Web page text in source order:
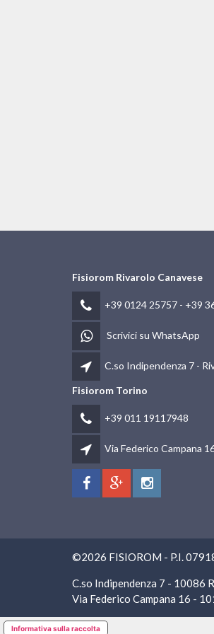
Fisiorom Rivarolo Canavese
+39 0124 25757 - +39
Scrivici su WhatsApp
C.so Indipendenza 7 -
Fisiorom Torino
+39 011 19117948
Via Federico Campana
©2026 FISIOROM - P.I.
C.so Indipendenza 7 - 10086
Via Federico Campana 16 -
Informativa sulla raccolta